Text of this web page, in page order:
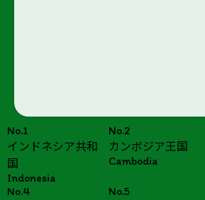
No.1
インドネシア共和
国
Indonesia
No.2
カンボジア王国
Cambodia
No.4
No.5